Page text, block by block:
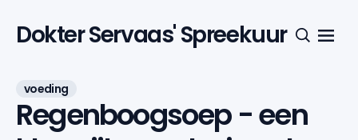
Dokter Servaas' Spreekuur
voeding
Regenboogsoep - een